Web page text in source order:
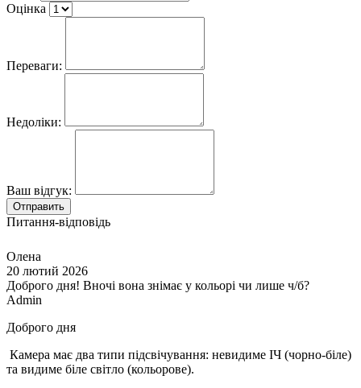
Оцінка
Переваги:
Недоліки:
Ваш відгук:
Отправить
Питання-відповідь
Олена
20 лютий 2026
Доброго дня! Вночі вона знімає у кольорі чи лише ч/б?
Admin
Доброго дня
Камера має два типи підсвічування: невидиме ІЧ (чорно-біле)
та видиме біле світло (кольорове).